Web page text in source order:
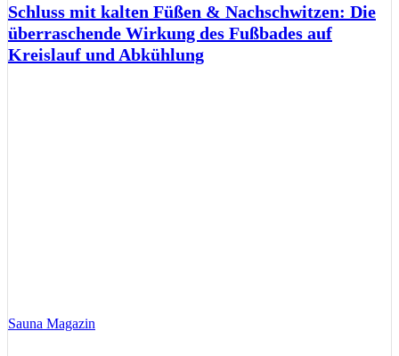
Schluss mit kalten Füßen & Nachschwitzen: Die
überraschende Wirkung des Fußbades auf
Kreislauf und Abkühlung
Sauna Magazin